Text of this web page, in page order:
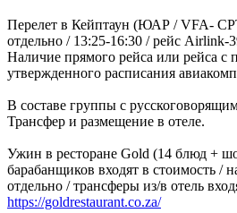
Перелет в Кейптаун (ЮАР / VFA-
отдельно / 13:25-16:30 / рейс Airlink-
Наличие прямого рейса или рейса с
утвержденного расписания
В составе группы с
Трансфер и размещение в отеле.
Ужин в ресторане Gold (14 блюд +
барабанщиков входят в стоимость /
отдельно / трансферы из/в отель
https://goldrestaurant.co.za/